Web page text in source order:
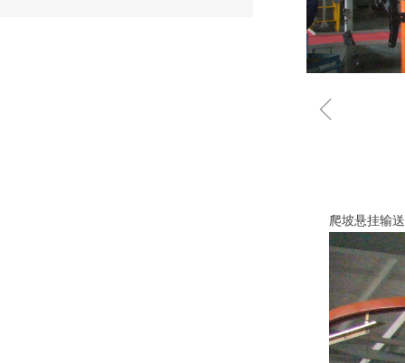
ꁆ
爬坡悬挂输